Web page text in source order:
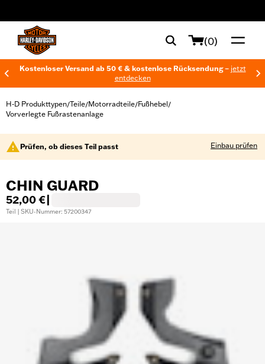
(0)
Kostenloser Versand ab 50 € & kostenlose Rücksendung – jetzt
entdecken
H-D Produkttypen/Teile/Motorradteile/Fußhebel/
Vorverlegte Fußrastenanlage
Prüfen, ob dieses Teil passt Einbau prüfen
CHIN GUARD
52,00 €
Teil | SKU-Nummer: 57200347